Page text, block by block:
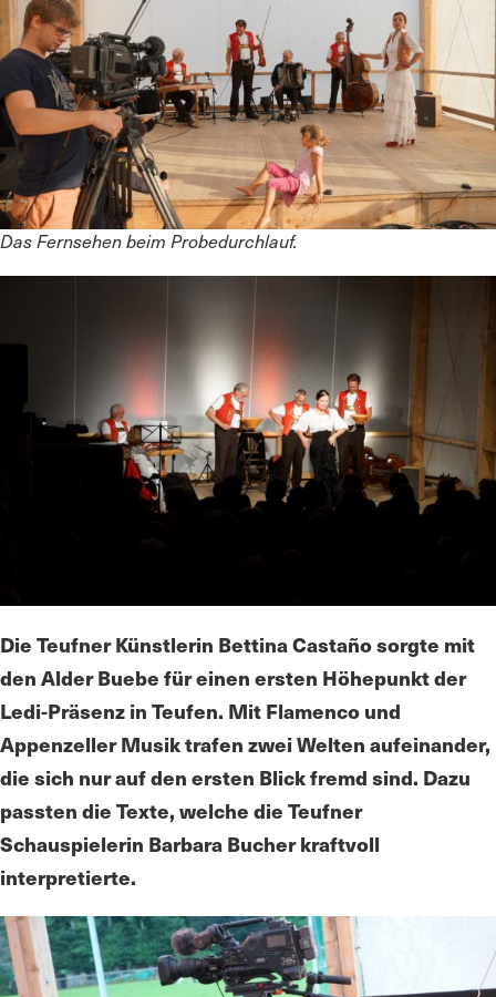
Das Fernsehen beim Probedurchlauf.
Die Teufner Künstlerin Bettina Castaño sorgte mit
den Alder Buebe für einen ersten Höhepunkt der
Ledi-Präsenz in Teufen. Mit Flamenco und
Appenzeller Musik trafen zwei Welten aufeinander,
die sich nur auf den ersten Blick fremd sind. Dazu
passten die Texte, welche die Teufner
Schauspielerin Barbara Bucher kraftvoll
interpretierte.